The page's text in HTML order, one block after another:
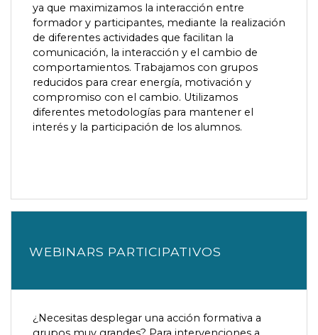
ya que maximizamos la interacción entre
formador y participantes, mediante la realización
de diferentes actividades que facilitan la
comunicación, la interacción y el cambio de
comportamientos. Trabajamos con grupos
reducidos para crear energía, motivación y
compromiso con el cambio. Utilizamos
diferentes metodologías para mantener el
interés y la participación de los alumnos.
WEBINARS PARTICIPATIVOS
¿Necesitas desplegar una acción formativa a